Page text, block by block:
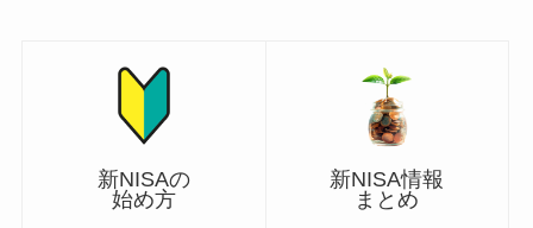
新NISAの
始め方
新NISA情報
まとめ